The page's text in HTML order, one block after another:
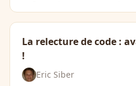
La relecture de code :
!
Eric Siber